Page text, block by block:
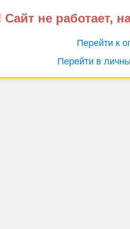
не работает,
Перейти к
Перейти в